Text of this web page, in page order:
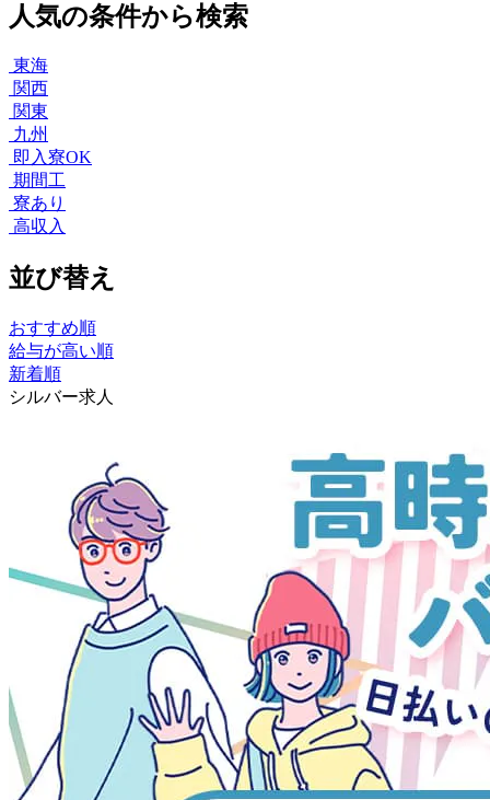
人気の条件から検索
東海
関西
関東
九州
即入寮OK
期間工
寮あり
高収入
並び替え
おすすめ順
給与が高い順
新着順
シルバー求人